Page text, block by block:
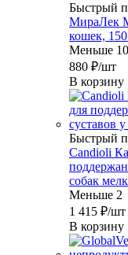
Быстрый
МираЛек
кошек,
Меньше 10
880 ₽/шт
В корзину
Быстрый
Candioli
собак
Меньше 2
1 415 ₽/шт
В корзину